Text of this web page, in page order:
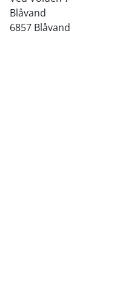
Blåvand
6857 Blåvand